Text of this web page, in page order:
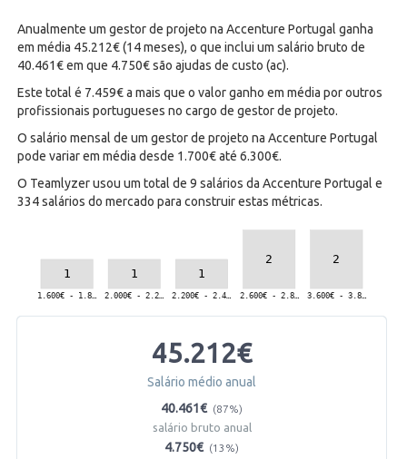
Anualmente um gestor de projeto na Accenture Portugal ganha
em média 45.212€ (14 meses), o que inclui um salário bruto de
40.461€ em que 4.750€ são ajudas de custo (ac).
Este total é 7.459€ a mais que o valor ganho em média por outros
profissionais portugueses no cargo de gestor de projeto.
O salário mensal de um gestor de projeto na Accenture Portugal
pode variar em média desde 1.700€ até 6.300€.
O Teamlyzer usou um total de 9 salários da Accenture Portugal e
334 salários do mercado para construir estas métricas.
45.212€
Salário médio anual
40.461€ (87%)
salário bruto anual
4.750€ (13%)